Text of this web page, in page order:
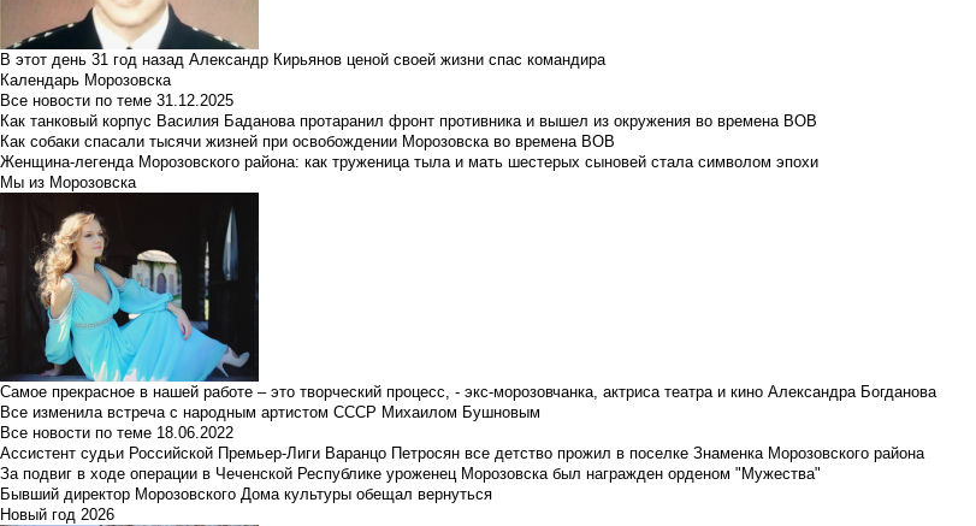
В этот день 31 год назад Александр Кирьянов ценой своей жизни спас командира
Календарь Морозовска
Все новости по теме 31.12.2025
Как танковый корпус Василия Баданова протаранил фронт противника и вышел из окружения во времена ВОВ
Как собаки спасали тысячи жизней при освобождении Морозовска во времена ВОВ
Женщина-легенда Морозовского района: как труженица тыла и мать шестерых сыновей стала символом эпохи
Мы из Морозовска
Самое прекрасное в нашей работе – это творческий процесс, - экс-морозовчанка, актриса театра и кино Александра Богданова
Все изменила встреча с народным артистом СССР Михаилом Бушновым
Все новости по теме 18.06.2022
Ассистент судьи Российской Премьер-Лиги Варанцо Петросян все детство прожил в поселке Знаменка Морозовского района
За подвиг в ходе операции в Чеченской Республике уроженец Морозовска был награжден орденом "Мужества"
Бывший директор Морозовского Дома культуры обещал вернуться
Новый год 2026